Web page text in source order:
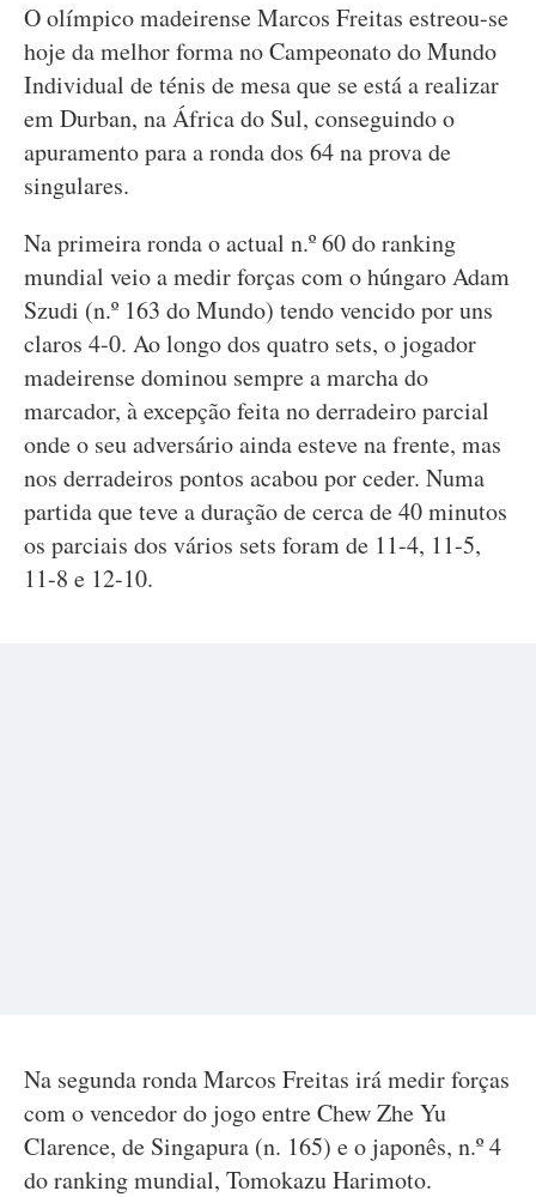
O olímpico madeirense Marcos Freitas estreou-se
hoje da melhor forma no Campeonato do Mundo
Individual de ténis de mesa que se está a realizar
em Durban, na África do Sul, conseguindo o
apuramento para a ronda dos 64 na prova de
singulares.
Na primeira ronda o actual n.º 60 do ranking
mundial veio a medir forças com o húngaro Adam
Szudi (n.º 163 do Mundo) tendo vencido por uns
claros 4-0. Ao longo dos quatro sets, o jogador
madeirense dominou sempre a marcha do
marcador, à excepção feita no derradeiro parcial
onde o seu adversário ainda esteve na frente, mas
nos derradeiros pontos acabou por ceder. Numa
partida que teve a duração de cerca de 40 minutos
os parciais dos vários sets foram de 11-4, 11-5,
11-8 e 12-10.
Na segunda ronda Marcos Freitas irá medir forças
com o vencedor do jogo entre Chew Zhe Yu
Clarence, de Singapura (n. 165) e o japonês, n.º 4
do ranking mundial, Tomokazu Harimoto.